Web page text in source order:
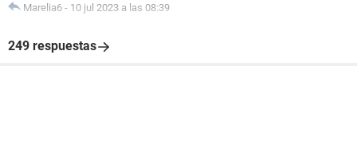
Marelia6 - 10 jul 2023 a las 08:39
249 respuestas